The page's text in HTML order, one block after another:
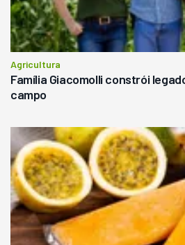
Agricultura
Família Giacomolli constrói
campo